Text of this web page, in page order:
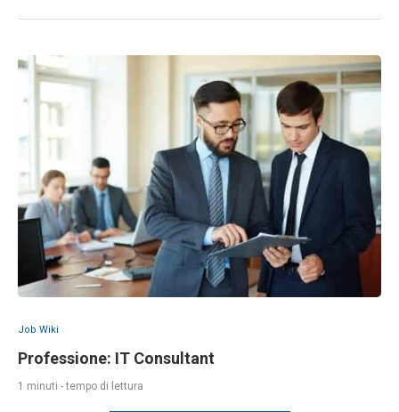
Job Wiki
Professione: IT Consultant
1 minuti - tempo di lettura